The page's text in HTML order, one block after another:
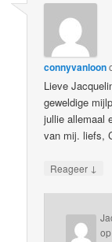
connyvanloon
Lieve
geweldige
jullie allemaal
van mij. liefs,
Reageer ↓